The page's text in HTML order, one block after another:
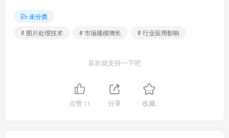
未分类
# 图片处理技术
# 市场规模增长 # 行业应用影响
喜欢就支持一下吧
点赞11 分享 收藏